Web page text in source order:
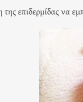
επιδερμίδας να